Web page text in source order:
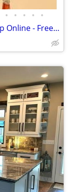
• • • • •
Fully Assembled Kitchen Cabinets - Shop Online - Free Kitchen Design